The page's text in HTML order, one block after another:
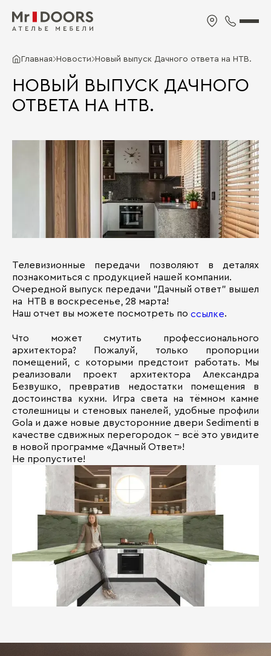
Главная Новости Новый выпуск Дачного ответа на НТВ.
НОВЫЙ ВЫПУСК ДАЧНОГО
ОТВЕТА НА НТВ.
Телевизионные передачи позволяют в деталях
познакомиться с продукцией нашей компании.
Очередной выпуск передачи "Дачный ответ" вышел
на НТВ в воскресенье, 28 марта!
Наш отчет вы можете посмотреть по ссылке.
Что может смутить профессионального
архитектора? Пожалуй, только пропорции
помещений, с которыми предстоит работать. Мы
реализовали проект архитектора Александра
Безвушко, превратив недостатки помещения в
достоинства кухни. Игра света на тёмном камне
столешницы и стеновых панелей, удобные профили
Gola и даже новые двусторонние двери Sedimenti в
качестве сдвижных перегородок – всё это увидите
в новой программе «Дачный Ответ»!
Не пропустите!